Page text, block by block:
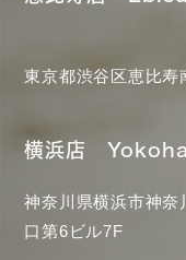
東京都渋谷区恵比
横浜店
神奈川県横浜市神
口第6ビル7F